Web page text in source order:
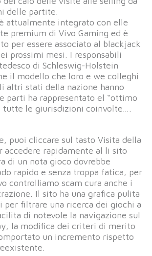
delle partite.
attualmente integrato con elle
premium di Vivo Gaming ed è
per essere associato al blackjack
prossimi mesi. I responsabili
di Schleswig-Holstein
il modello che loro e we colleghi
altri stati della nazione hanno
parti ha rappresentato el “ottimo
tutte le giurisdizioni coinvolte….
puoi cliccare sul tasto Visita della
accedere rapidamente al li sito
di un nota gioco dovrebbe
rapido e senza troppa fatica, per
controlliamo scam cura anche i
Il sito ha una grafica pulita
per filtrare una ricerca dei giochi a
di notevole la navigazione sul
la modifica dei criteri di merito
un incremento rispetto